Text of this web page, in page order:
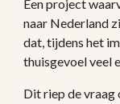
Een project
naar Nederland
dat, tijdens het
thuisgevoel veel
Dit riep de vraag